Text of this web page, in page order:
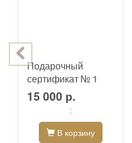
Подарочный
сертификат № 1
15 000 р.
:
В корзину